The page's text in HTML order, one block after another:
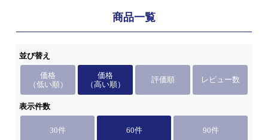
商品一覧
並び替え
価格
（低い順）
価格
（高い順）
評価順 レビュー数
表示件数
30件 60件 90件